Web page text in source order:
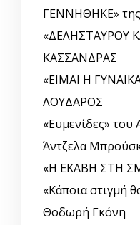
ΓΕΝΝΗΘΗΚΕ»
«ΔΕΛΗΣΤΑΥΡΟΥ
ΚΑΣΣΑΝΔΡΑΣ
«ΕΙΜΑΙ Η
ΛΟΥΔΑΡΟΣ
«Ευμενίδες»
Άντζελα
«Η ΕΚΑΒΗ ΣΤΗ
«Κάποια στιγμή
Θοδωρή Γκόνη